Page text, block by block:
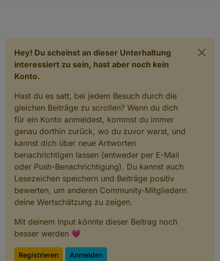
Hey! Du scheinst an dieser Unterhaltung
interessiert zu sein, hast aber noch kein
Konto.
Hast du es satt, bei jedem Besuch durch die
gleichen Beiträge zu scrollen? Wenn du dich
für ein Konto anmeldest, kommst du immer
genau dorthin zurück, wo du zuvor warst, und
kannst dich über neue Antworten
benachrichtigen lassen (entweder per E-Mail
oder Push-Benachrichtigung). Du kannst auch
Lesezeichen speichern und Beiträge positiv
bewerten, um anderen Community-Mitgliedern
deine Wertschätzung zu zeigen.
Mit deinem Input könnte dieser Beitrag noch
besser werden 💗
Registrieren Anmelden